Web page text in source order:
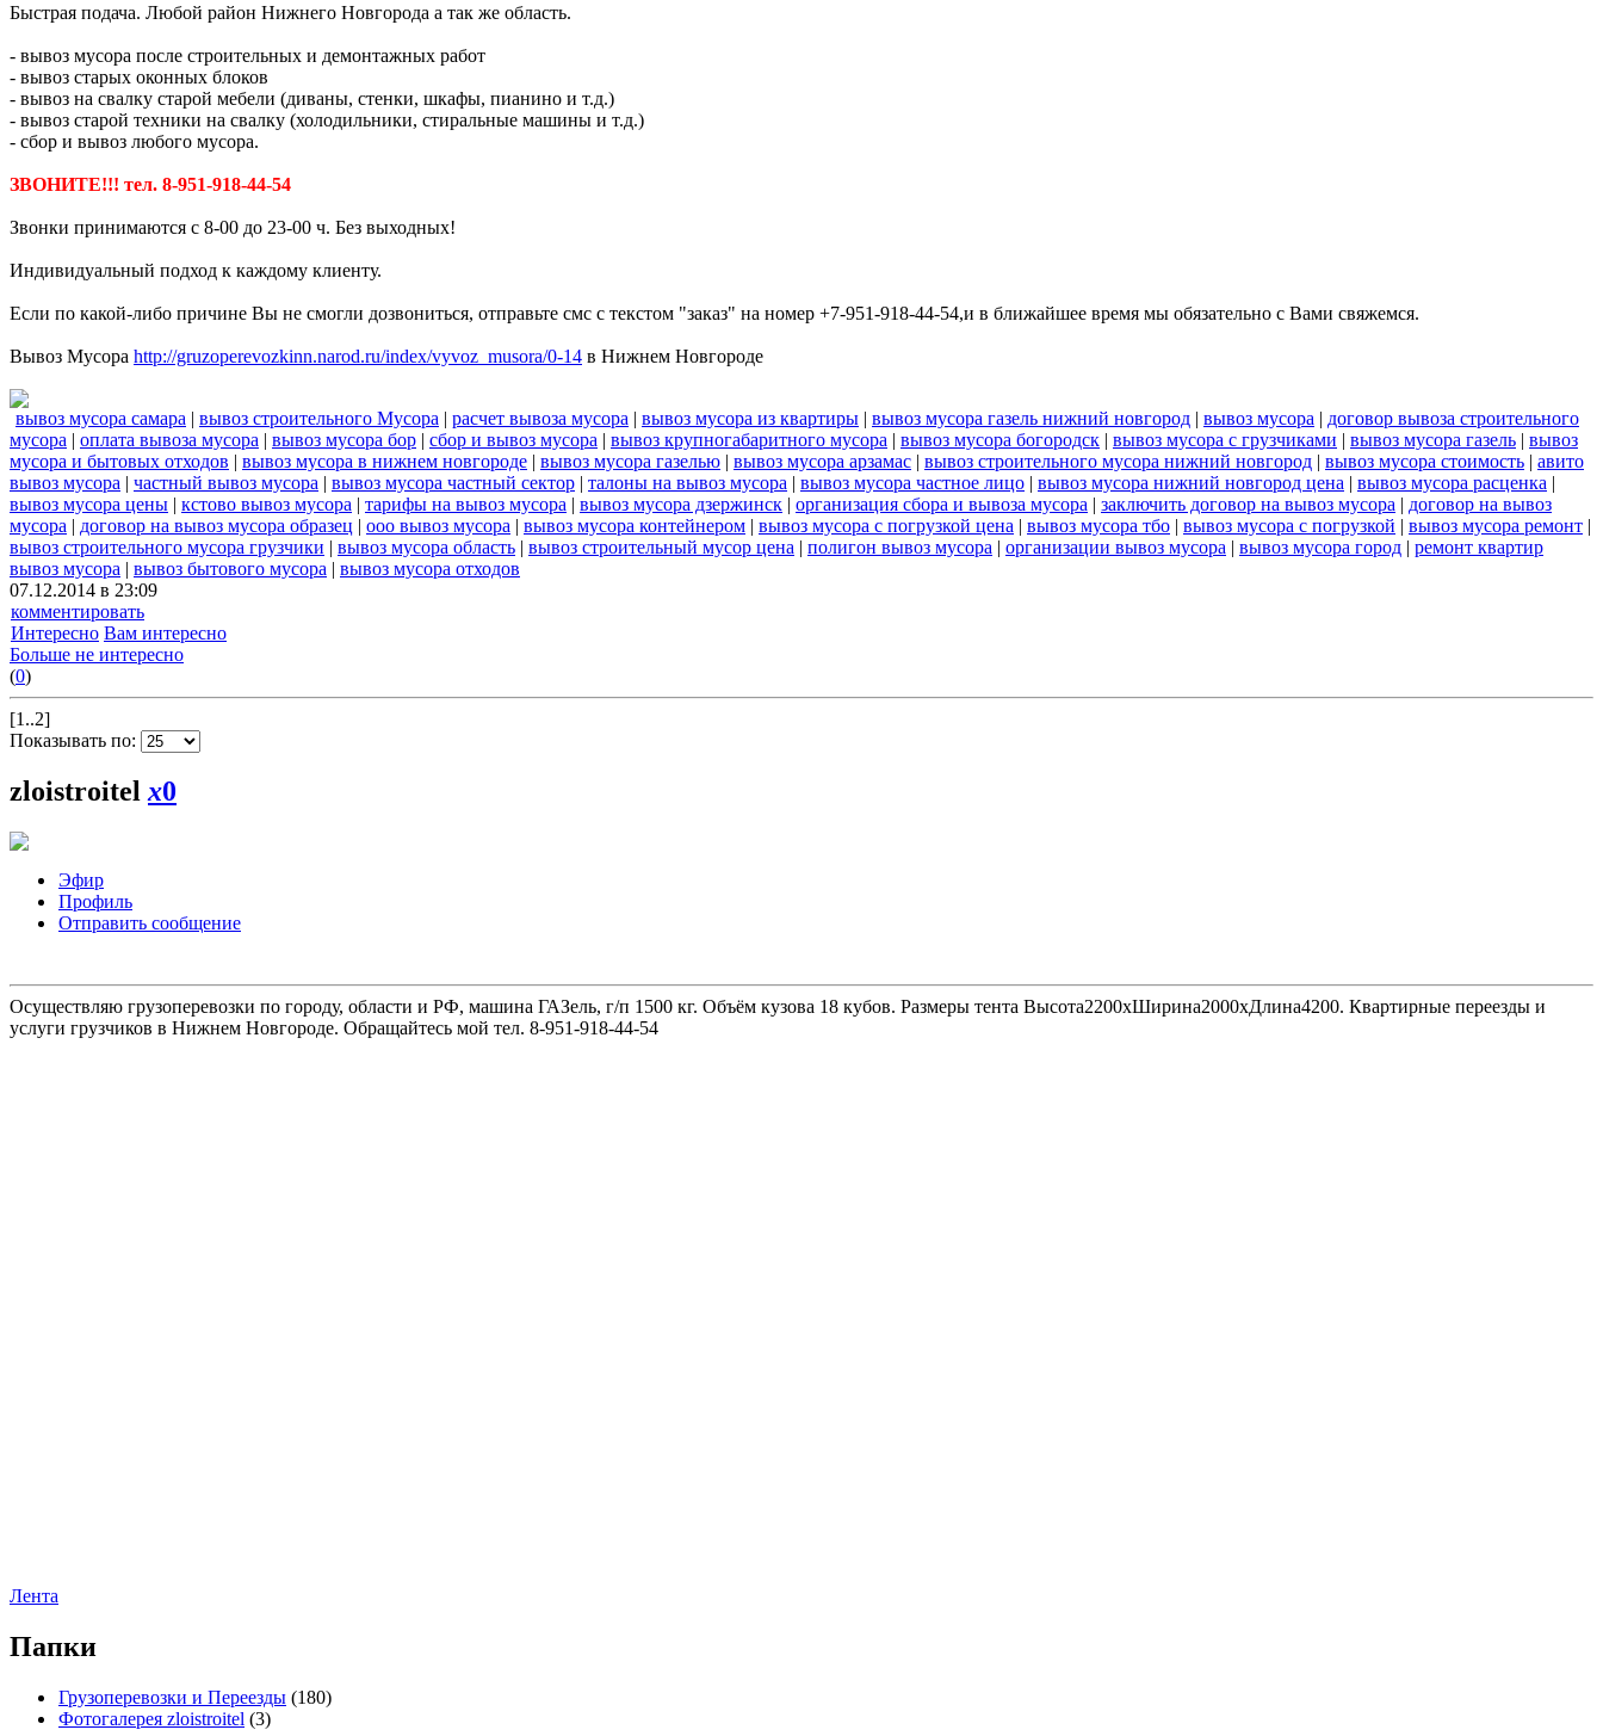
Быстрая подача. Любой район Нижнего Новгорода а так же область.
- вывоз мусора после строительных и демонтажных работ
- вывоз старых оконных блоков
- вывоз на свалку старой мебели (диваны, стенки, шкафы, пианино и т.д.)
- вывоз старой техники на свалку (холодильники, стиральные машины и т.д.)
- сбор и вывоз любого мусора.
ЗВОНИТЕ!!! тел. 8-951-918-44-54
Звонки принимаются с 8-00 до 23-00 ч. Без выходных!
Индивидуальный подход к каждому клиенту.
Если по какой-либо причине Вы не смогли дозвониться, отправьте смс с текстом "заказ" на номер +7-951-918-44-54,и в ближайшее время мы обязательно с Вами свяжемся.
Вывоз Мусора http://gruzoperevozkinn.narod.ru/index/vyvoz_musora/0-14 в Нижнем Новгороде
вывоз мусора самара | вывоз строительного Мусора | расчет вывоза мусора | вывоз мусора из квартиры | вывоз мусора газель нижний новгород | вывоз мусора | договор вывоза строительного
мусора | оплата вывоза мусора | вывоз мусора бор | сбор и вывоз мусора | вывоз крупногабаритного мусора | вывоз мусора богородск | вывоз мусора с грузчиками | вывоз мусора газель | вывоз
мусора и бытовых отходов | вывоз мусора в нижнем новгороде | вывоз мусора газелью | вывоз мусора арзамас | вывоз строительного мусора нижний новгород | вывоз мусора стоимость | авито
вывоз мусора | частный вывоз мусора | вывоз мусора частный сектор | талоны на вывоз мусора | вывоз мусора частное лицо | вывоз мусора нижний новгород цена | вывоз мусора расценка |
вывоз мусора цены | кстово вывоз мусора | тарифы на вывоз мусора | вывоз мусора дзержинск | организация сбора и вывоза мусора | заключить договор на вывоз мусора | договор на вывоз
мусора | договор на вывоз мусора образец | ооо вывоз мусора | вывоз мусора контейнером | вывоз мусора с погрузкой цена | вывоз мусора тбо | вывоз мусора с погрузкой | вывоз мусора ремонт |
вывоз строительного мусора грузчики | вывоз мусора область | вывоз строительный мусор цена | полигон вывоз мусора | организации вывоз мусора | вывоз мусора город | ремонт квартир
вывоз мусора | вывоз бытового мусора | вывоз мусора отходов
07.12.2014 в 23:09
комментировать
Интересно Вам интересно
Больше не интересно
(0)
[1..2]
Показывать по:
zloistroitelx0
Эфир
Профиль
Отправить сообщение
Осуществляю грузоперевозки по городу, области и РФ, машина ГАЗель, г/п 1500 кг. Объём кузова 18 кубов. Размеры тента Высота2200хШирина2000хДлина4200. Квартирные переезды и
услуги грузчиков в Нижнем Новгороде. Обращайтесь мой тел. 8-951-918-44-54
Лента
Папки
Грузоперевозки и Переезды (180)
Фотогалерея zloistroitel (3)